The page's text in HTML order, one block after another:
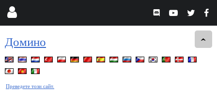
Домино
Преведете този сайт.